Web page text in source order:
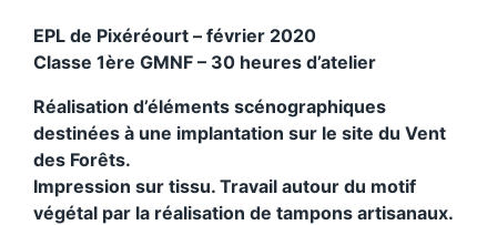
EPL de Pixéréourt – février 2020
Classe 1ère GMNF – 30 heures d’atelier
Réalisation d’éléments scénographiques
destinées à une implantation sur le site du Vent
des Forêts.
Impression sur tissu. Travail autour du motif
végétal par la réalisation de tampons artisanaux.